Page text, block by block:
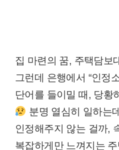
집 마련의 꿈, 주택담보
그런데 은행에서 “인정
단어를 들이밀 때, 당황
분명 열심히 일하는
인정해주지 않는 걸까,
복잡하게만 느껴지는